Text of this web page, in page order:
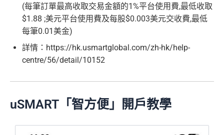
(每筆訂單最高收取交易金額的1%平台使用費,最低收取
$1.88 ;美元平台使用費及每股$0.003美元交收費,最低
每筆0.01美金)
詳情：https://hk.usmartglobal.com/zh-hk/help-
centre/56/detail/10152
uSMART「智方便」開戶教學